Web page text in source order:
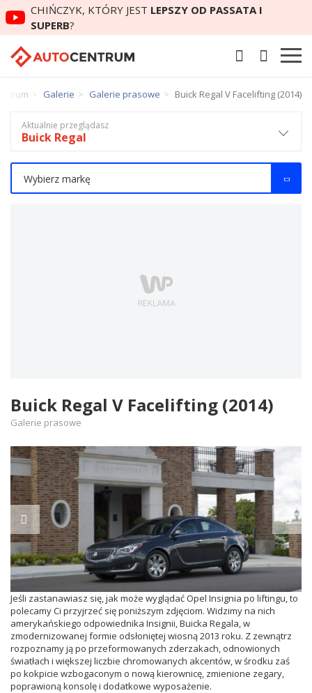
CHIŃCZYK, KTÓRY JEST LEPSZY OD PASSATA I
SUPERB?
Galerie Galerie prasowe Buick Regal V Facelifting (2014)
Buick Regal V Facelifting (2014)
Galerie prasowe
Jeśli zastanawiasz się, jak może wyglądać Opel Insignia po liftingu, to
polecamy Ci przyjrzeć się poniższym zdjęciom. Widzimy na nich
amerykańskiego odpowiednika Insignii, Buicka Regala, w
zmodernizowanej formie odsłoniętej wiosną 2013 roku. Z zewnątrz
rozpoznamy ją po przeformowanych zderzakach, odnowionych
światłach i większej liczbie chromowanych akcentów, w środku zaś
po kokpicie wzbogaconym o nową kierownicę, zmienione zegary,
poprawioną konsolę i dodatkowe wyposażenie.
Aktualnie przeglądasz
Buick Regal
Wybierz markę